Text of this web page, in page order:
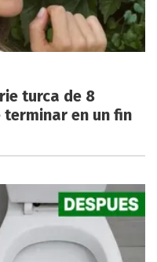
turca de 8
en un fin